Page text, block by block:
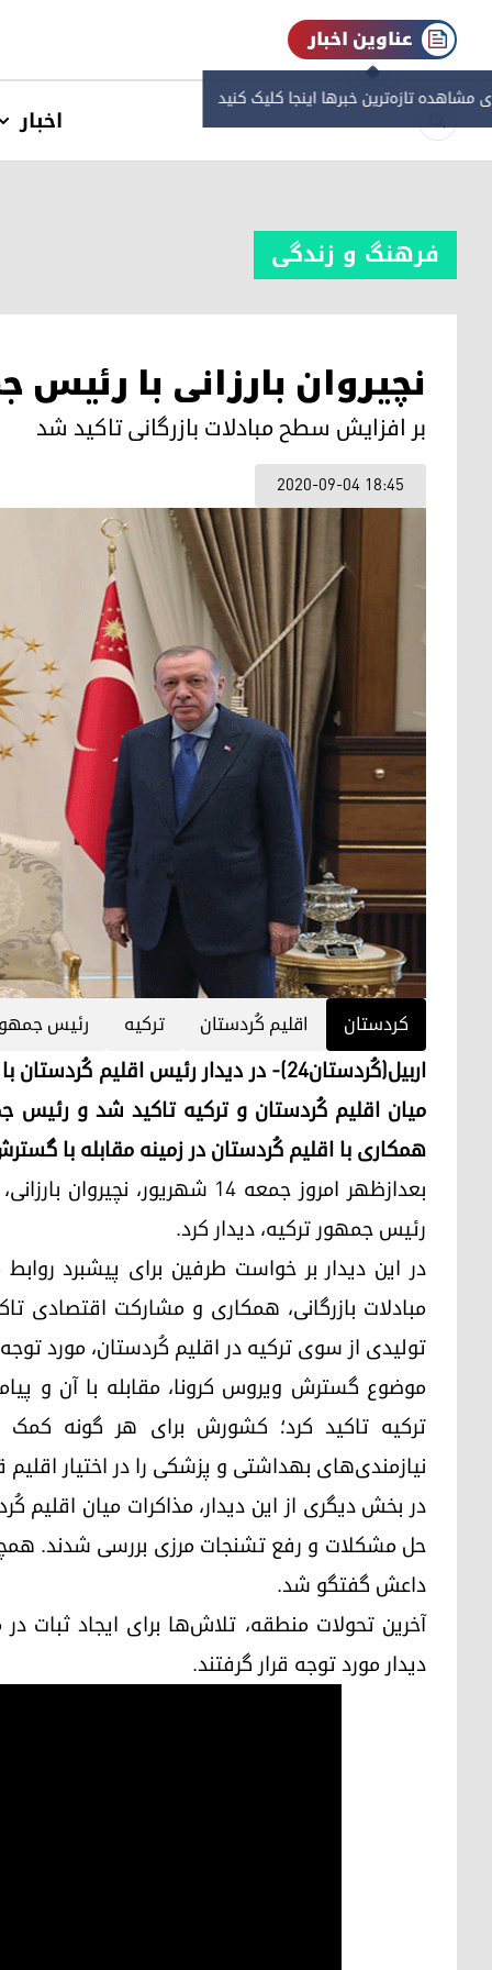
عناوین اخبار
مشاهده‌ تازه‌ترین خبرها اینجا کلیک کنید
اخبار
فرهنگ و زندگی
نچیروان بارزانی با
بر افزایش سطح مبادلات بازرگانی تاکید شد
2020-09-04 18:45
كردستان اقلیم ‌کُردستان ترکیه رئیس
اربیل(کُردستان٢٤)- در دیدار رئیس
میان اقلیم کُردستان و ترکیه تاکید شد و
همکاری با اقلیم کُردستان در زمینه مقابله با
بعدازظهر امروز جمعه ١٤
رئیس جمهور ترکیه، دیدار کرد.
در این دیدار بر خواست طرفین برای پیشبرد
مبادلات بازرگانی، همکاری و مشارکت
تولیدی از سوی ترکیه در اقلیم کُردستان، مورد
موضوع گسترش ویروس کرونا، مقابله با آن و
ترکیه تاکید کرد؛ کشورش برای هر گونە کمک
نیازمندی‌های بهداشتی و پزشکی را در اختیار اقلیم
در بخش دیگری از این دیدار، مذاکرات میان اقلیم
حل مشکلات و رفع تشنجات مرزی بررسی شدند.
داعش گفتگو شد.
آخرین تحولات منطقه، تلاش‌ها برای ایجاد ثبات
دیدار مورد توجه قرار گرفتند.